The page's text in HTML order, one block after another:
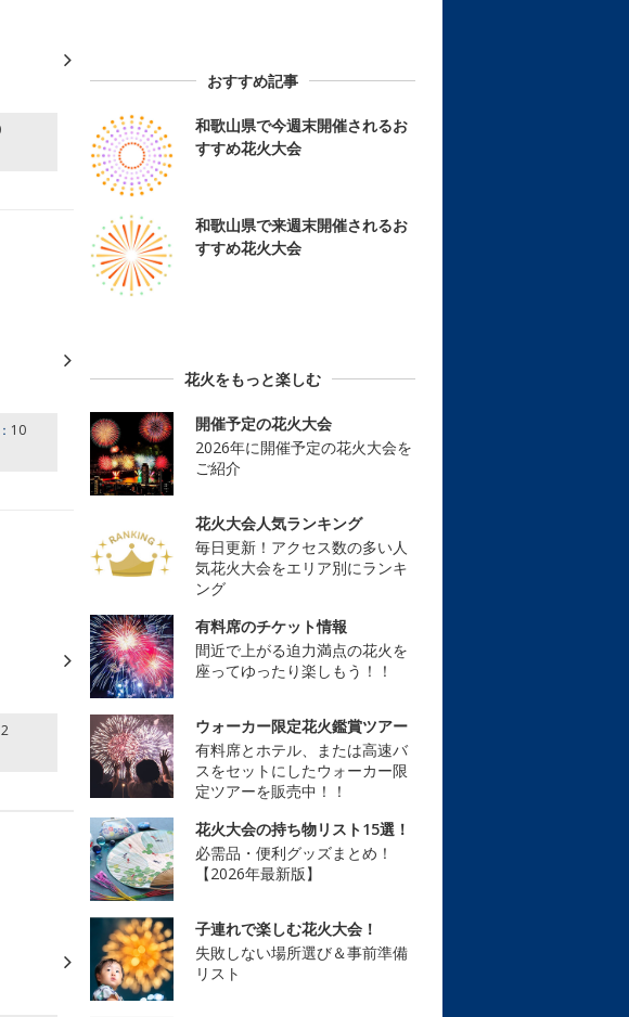
10
おすすめ記事
和歌山県で今週末開催されるお
すすめ花火大会
和歌山県で来週末開催されるお
すすめ花火大会
花火をもっと楽しむ
開催予定の花火大会
2026年に開催予定の花火大会を
ご紹介
花火大会人気ランキング
毎日更新！アクセス数の多い人
気花火大会をエリア別にランキ
ング
有料席のチケット情報
間近で上がる迫力満点の花火を
座ってゆったり楽しもう！！
ウォーカー限定花火鑑賞ツアー
有料席とホテル、または高速バ
スをセットにしたウォーカー限
定ツアーを販売中！！
花火大会の持ち物リスト15選！
必需品・便利グッズまとめ！
【2026年最新版】
子連れで楽しむ花火大会！
失敗しない場所選び＆事前準備
リスト